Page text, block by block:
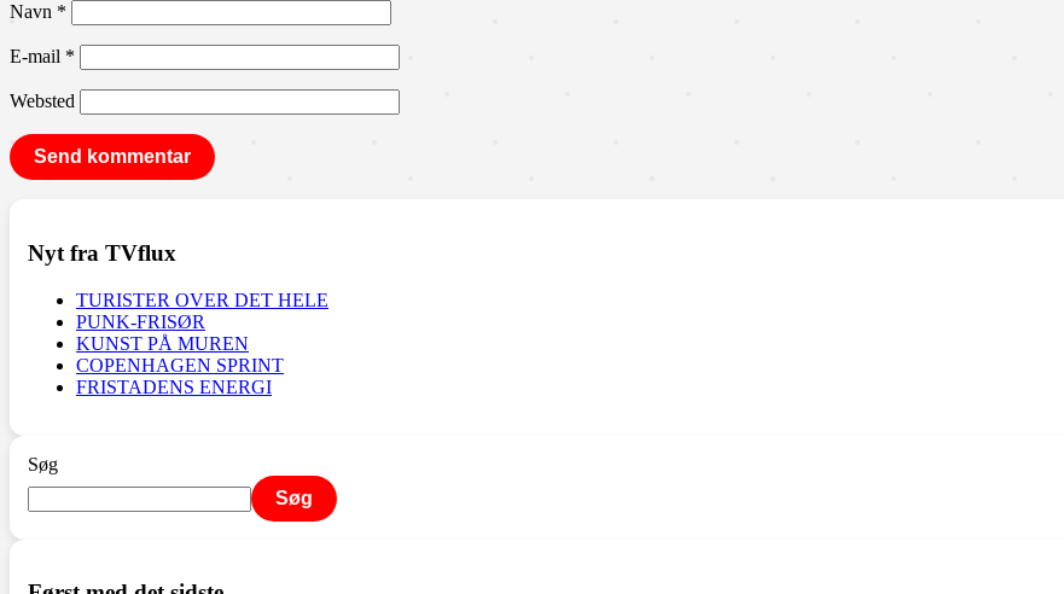
Navn *
E-mail *
Websted
Nyt fra TVflux
TURISTER OVER DET HELE
PUNK-FRISØR
KUNST PÅ MUREN
COPENHAGEN SPRINT
FRISTADENS ENERGI
Søg
Søg